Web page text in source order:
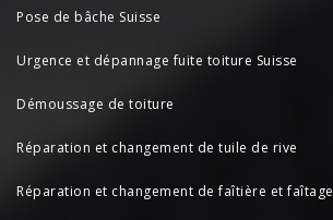
Pose de bâche Suisse
Urgence et dépannage fuite toiture Suisse
Démoussage de toiture
Réparation et changement de tuile de rive
Réparation et changement de faîtière et faîtage